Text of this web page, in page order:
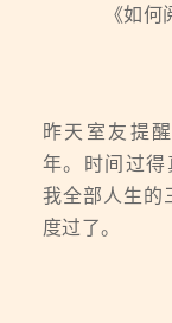
《如
昨天室友提
年。时间过
我全部人生的
度过了。